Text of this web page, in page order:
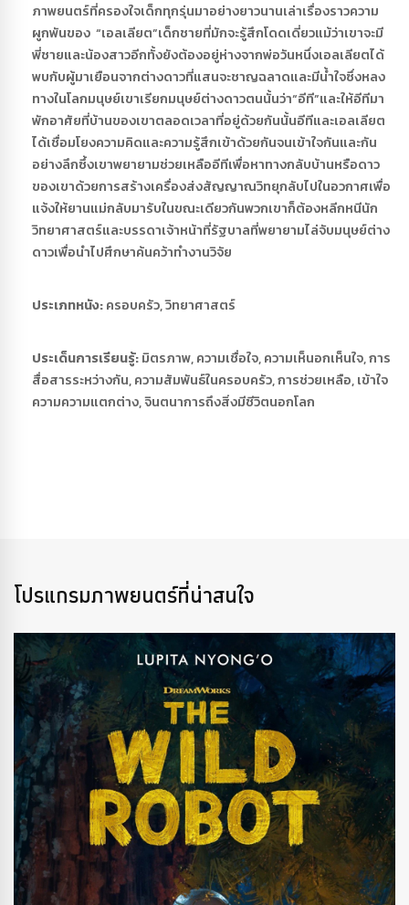
ภาพยนตร์ที่ครองใจเด็กทุกรุ่นมาอย่างยาวนานเล่าเรื่องราวความ
ผูกพันของ “เอลเลียต”เด็กชายที่มักจะรู้สึกโดดเดี่ยวแม้ว่าเขาจะมี
พี่ชายและน้องสาวอีกทั้งยังต้องอยู่ห่างจากพ่อวันหนึ่งเอลเลียตได้
พบกับผู้มาเยือนจากต่างดาวที่แสนจะชาญฉลาดและมีน้ำใจซึ่งหลง
ทางในโลกมนุษย์เขาเรียกมนุษย์ต่างดาวตนนั้นว่า“อีที”และให้อีทีมา
พักอาศัยที่บ้านของเขาตลอดเวลาที่อยู่ด้วยกันนั้นอีทีและเอลเลียต
ได้เชื่อมโยงความคิดและความรู้สึกเข้าด้วยกันจนเข้าใจกันและกัน
อย่างลึกซึ้งเขาพยายามช่วยเหลืออีทีเพื่อหาทางกลับบ้านหรือดาว
ของเขาด้วยการสร้างเครื่องส่งสัญญาณวิทยุกลับไปในอวกาศเพื่อ
แจ้งให้ยานแม่กลับมารับในขณะเดียวกันพวกเขาก็ต้องหลีกหนีนัก
วิทยาศาสตร์และบรรดาเจ้าหน้าที่รัฐบาลที่พยายามไล่จับมนุษย์ต่าง
ดาวเพื่อนำไปศึกษาค้นคว้าทำงานวิจัย
ประเภทหนัง:ครอบครัว, วิทยาศาสตร์
ประเด็นการเรียนรู้:มิตรภาพ, ความเชื่อใจ, ความเห็นอกเห็นใจ, การ
สื่อสารระหว่างกัน, ความสัมพันธ์ในครอบครัว, การช่วยเหลือ, เข้าใจ
ความความแตกต่าง, จินตนาการถึงสิ่งมีชีวิตนอกโลก
โปรแกรมภาพยนตร์ที่น่าสนใจ